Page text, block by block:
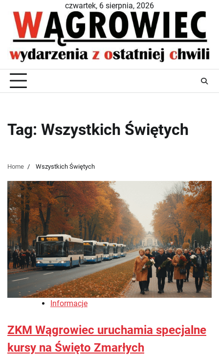
content
czwartek, 6 sierpnia, 2026
Tag: Wszystkich Świętych
Home Wszystkich Świętych
Informacje
ZKM Wągrowiec uruchamia specjalne
kursy na Święto Zmarłych